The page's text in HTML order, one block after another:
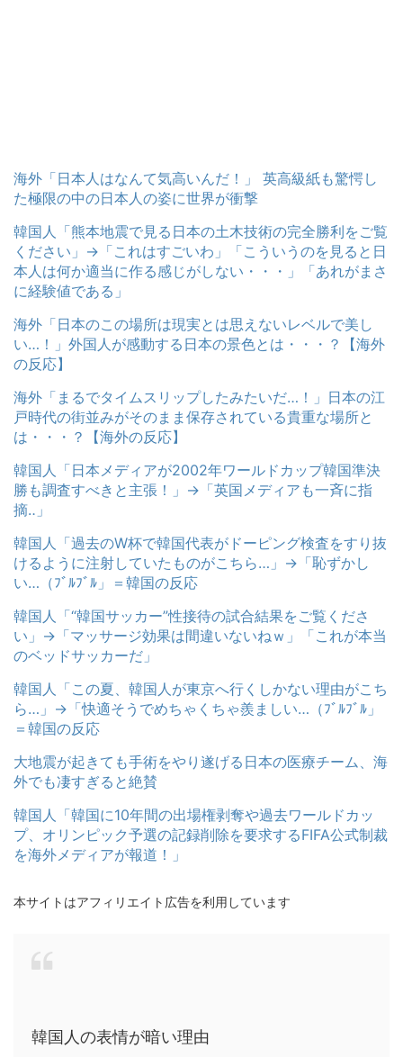
海外「日本人はなんて気高いんだ！」 英高級紙も驚愕し
た極限の中の日本人の姿に世界が衝撃
韓国人「熊本地震で見る日本の土木技術の完全勝利をご覧
ください」→「これはすごいわ」「こういうのを見ると日
本人は何か適当に作る感じがしない・・・」「あれがまさ
に経験値である」
海外「日本のこの場所は現実とは思えないレベルで美し
い…！」外国人が感動する日本の景色とは・・・？【海外
の反応】
海外「まるでタイムスリップしたみたいだ…！」日本の江
戸時代の街並みがそのまま保存されている貴重な場所と
は・・・？【海外の反応】
韓国人「日本メディアが2002年ワールドカップ韓国準決
勝も調査すべきと主張！」→「英国メディアも一斉に指
摘‥」
韓国人「過去のW杯で韓国代表がドーピング検査をすり抜
けるように注射していたものがこちら…」→「恥ずかし
い…（ﾌﾞﾙﾌﾞﾙ」＝韓国の反応
韓国人「“韓国サッカー”性接待の試合結果をご覧くださ
い」→「マッサージ効果は間違いないねｗ」「これが本当
のベッドサッカーだ」
韓国人「この夏、韓国人が東京へ行くしかない理由がこち
ら…」→「快適そうでめちゃくちゃ羨ましい…（ﾌﾞﾙﾌﾞﾙ」
＝韓国の反応
大地震が起きても手術をやり遂げる日本の医療チーム、海
外でも凄すぎると絶賛
韓国人「韓国に10年間の出場権剥奪や過去ワールドカッ
プ、オリンピック予選の記録削除を要求するFIFA公式制裁
を海外メディアが報道！」
本サイトはアフィリエイト広告を利用しています
韓国人の表情が暗い理由